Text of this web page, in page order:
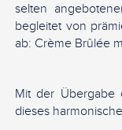
selten
begleitet von
ab: Crème Brûlée
Mit der Übergabe
dieses